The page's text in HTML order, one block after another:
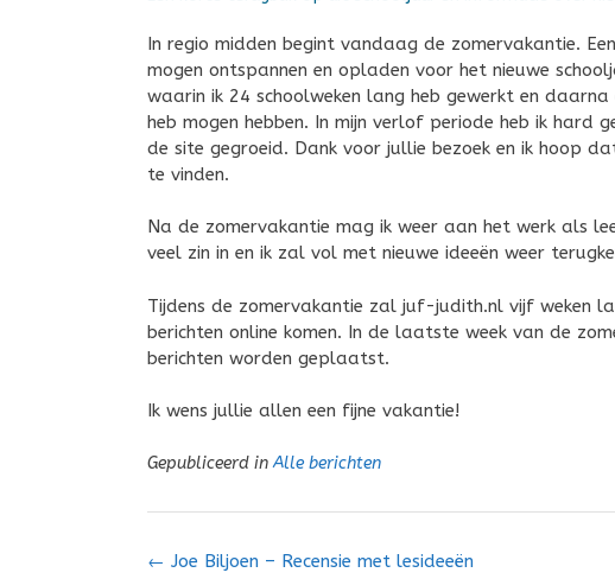
In regio midden begint vandaag de zomervakantie.
mogen ontspannen en opladen voor het nieuwe
waarin ik 24 schoolweken lang heb gewerkt en
heb mogen hebben. In mijn verlof periode heb ik hard
de site gegroeid. Dank voor jullie bezoek en ik hoop
te vinden.
Na de zomervakantie mag ik weer aan het werk als
veel zin in en ik zal vol met nieuwe ideeën weer
Tijdens de zomervakantie zal juf-judith.nl vijf weken
berichten online komen. In de laatste week van de
berichten worden geplaatst.
Ik wens jullie allen een fijne vakantie!
Gepubliceerd inAlle berichten
Bericht
← Joe Biljoen – Recensie met lesideeën